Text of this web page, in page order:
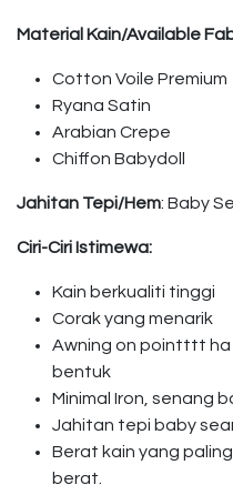
Material Kain/Available
Cotton Voile Premium
Ryana Satin
Arabian Crepe
Chiffon Babydoll
Jahitan Tepi/Hem: Baby
Ciri-Ciri Istimewa:
Kain berkualiti tinggi
Corak yang menarik
Awning on pointttt
bentuk
Minimal Iron, senang
Jahitan tepi baby
Berat kain yang
berat.